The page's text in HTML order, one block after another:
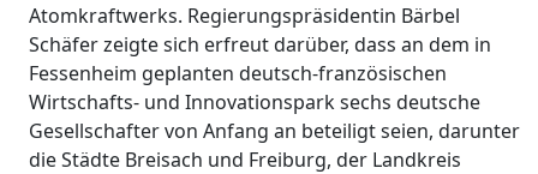
Atomkraftwerks. Regierungspräsidentin Bärbel
Schäfer zeigte sich erfreut darüber, dass an dem in
Fessenheim geplanten deutsch-französischen
Wirtschafts- und Innovationspark sechs deutsche
Gesellschafter von Anfang an beteiligt seien, darunter
die Städte Breisach und Freiburg, der Landkreis